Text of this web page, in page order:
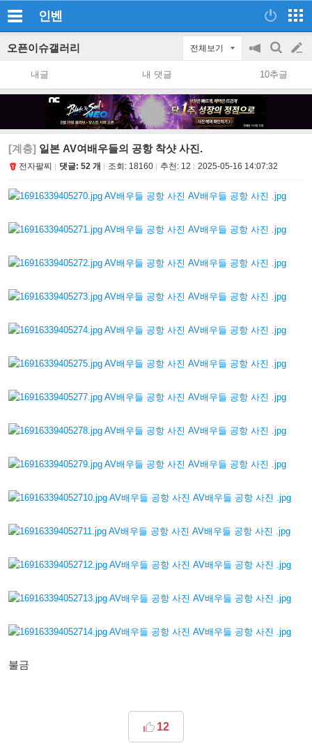
인벤
오픈이슈갤러리 전체보기
공
지
on/off
검
색
글
쓰
내글 내 댓글 10추글
[계층] 일본 AV여배우들의 공항 착샷 사진.
전자팔찌 댓글: 52 개 조회: 18160 추천: 12 2025-05-16 14:07:32
불금
12